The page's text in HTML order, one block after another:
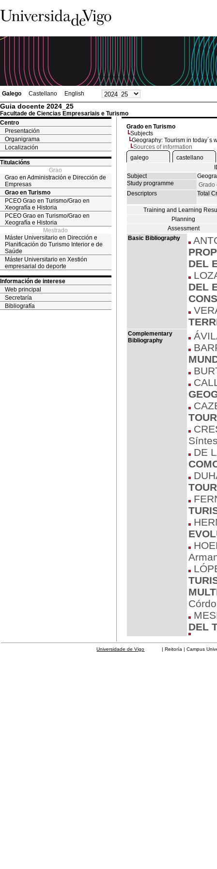
Galego Castellano English
Guia docente 2024_25
Facultade de Ciencias Empresariais e Turismo
Centro
Presentación
Organigrama
Localización
Titulacións
Grao
Grao en Administración e Dirección de
Empresas
Grao en Turismo
PCEO Grao en Turismo/Grao en
Xeografía e Historia
PCEO Grao en Turismo/Grao en
Xeografía e Historia
Mestrado
Máster Universitario en Dirección e
Planificación do Turismo Interior e de
Saúde
Máster Universitario en Xestión
empresarial do deporte
Información de interese
Web principal
Secretaría
Bibliografía
Grado en Turismo
Subjects
Geography: Tourism in today´s
Sources of information
galego
castellano
Subject
Study programme
Grado
Descriptors
Total
Training and Learning
Planning
Assessment
Basic Bibliography
DEL
DEL
Complementary
Bibliography
DE
DEL
Universidade de Vigo | Reitoría | Campus